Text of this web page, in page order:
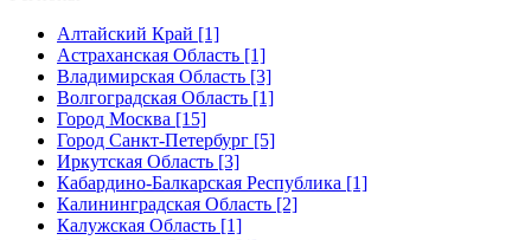
Алтайский Край [1]
Астраханская Область [1]
Владимирская Область [3]
Волгоградская Область [1]
Город Москва [15]
Город Санкт-Петербург [5]
Иркутская Область [3]
Кабардино-Балкарская Республика [1]
Калининградская Область [2]
Калужская Область [1]